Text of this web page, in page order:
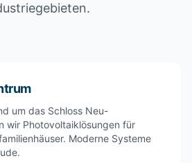
um das Schloss Neu-
wir Photovoltaiklösungen für
Moderne Systeme